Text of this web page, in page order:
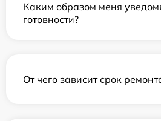
Каким образом меня
готовности?
От чего зависит срок